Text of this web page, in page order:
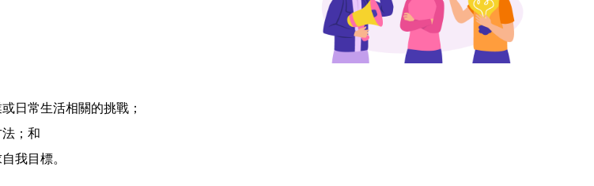
日常生活相關的挑戰；
；和
我目標。